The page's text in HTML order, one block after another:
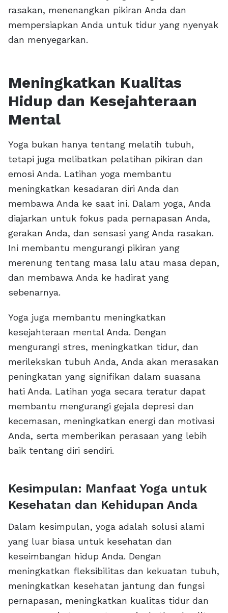
rasakan, menenangkan pikiran Anda dan
mempersiapkan Anda untuk tidur yang nyenyak
dan menyegarkan.
Meningkatkan Kualitas
Hidup dan Kesejahteraan
Mental
Yoga bukan hanya tentang melatih tubuh,
tetapi juga melibatkan pelatihan pikiran dan
emosi Anda. Latihan yoga membantu
meningkatkan kesadaran diri Anda dan
membawa Anda ke saat ini. Dalam yoga, Anda
diajarkan untuk fokus pada pernapasan Anda,
gerakan Anda, dan sensasi yang Anda rasakan.
Ini membantu mengurangi pikiran yang
merenung tentang masa lalu atau masa depan,
dan membawa Anda ke hadirat yang
sebenarnya.
Yoga juga membantu meningkatkan
kesejahteraan mental Anda. Dengan
mengurangi stres, meningkatkan tidur, dan
merilekskan tubuh Anda, Anda akan merasakan
peningkatan yang signifikan dalam suasana
hati Anda. Latihan yoga secara teratur dapat
membantu mengurangi gejala depresi dan
kecemasan, meningkatkan energi dan motivasi
Anda, serta memberikan perasaan yang lebih
baik tentang diri sendiri.
Kesimpulan: Manfaat Yoga untuk
Kesehatan dan Kehidupan Anda
Dalam kesimpulan, yoga adalah solusi alami
yang luar biasa untuk kesehatan dan
keseimbangan hidup Anda. Dengan
meningkatkan fleksibilitas dan kekuatan tubuh,
meningkatkan kesehatan jantung dan fungsi
pernapasan, meningkatkan kualitas tidur dan